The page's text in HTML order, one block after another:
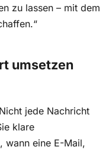
zu lassen – mit dem
umsetzen
Nicht jede Nachricht
klare
wann eine E-Mail,